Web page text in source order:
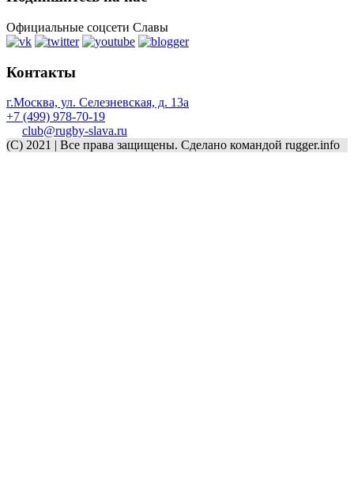
Официальные соцсети Славы
Контакты
г.Москва, ул. Селезневская, д. 13a
+7 (499) 978-70-19
club@rugby-slava.ru
(C) 2021 | Все права защищены. Сделано командой rugger.info